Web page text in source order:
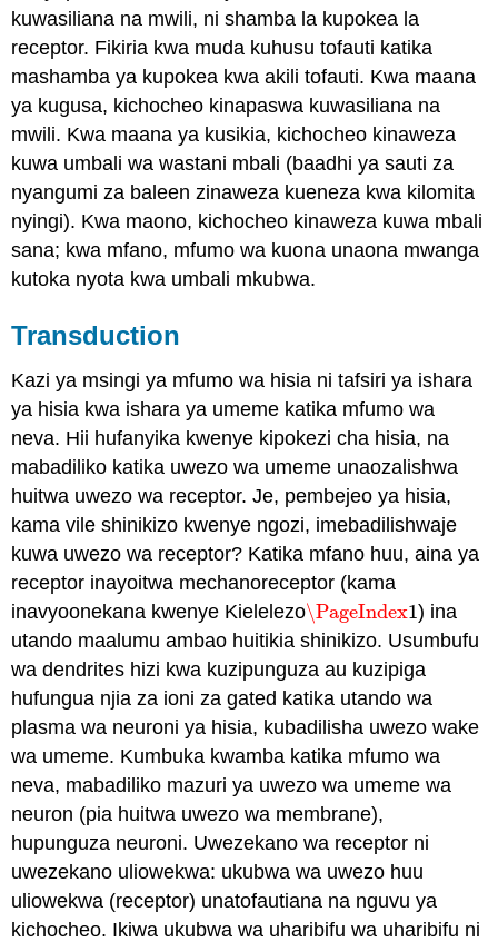
kuwasiliana na mwili, nishamba la kupokea la
receptor. Fikiria kwa muda kuhusu tofauti katika
mashamba ya kupokea kwa akili tofauti. Kwa maana
ya kugusa, kichocheo kinapaswa kuwasiliana na
mwili. Kwa maana ya kusikia, kichocheo kinaweza
kuwa umbali wa wastani mbali (baadhi ya sauti za
nyangumi za baleen zinaweza kueneza kwa kilomita
nyingi). Kwa maono, kichocheo kinaweza kuwa mbali
sana; kwa mfano, mfumo wa kuona unaona mwanga
kutoka nyota kwa umbali mkubwa.
Transduction
Kazi ya msingi ya mfumo wa hisia ni tafsiri ya ishara
ya hisia kwa ishara ya umeme katika mfumo wa
neva. Hii hufanyika kwenye kipokezi cha hisia, na
mabadiliko katika uwezo wa umeme unaozalishwa
huitwa uwezo wa receptor. Je, pembejeo ya hisia,
kama vile shinikizo kwenye ngozi, imebadilishwaje
kuwa uwezo wa receptor? Katika mfano huu, aina ya
receptor inayoitwa mechanoreceptor (kama
inavyoonekana kwenye Kielelezo\PageIndex1
\PageIndex1) ina
utando maalumu ambao huitikia shinikizo. Usumbufu
wa dendrites hizi kwa kuzipunguza au kuzipiga
hufungua njia za ioni za gated katika utando wa
plasma wa neuroni ya hisia, kubadilisha uwezo wake
wa umeme. Kumbuka kwamba katika mfumo wa
neva, mabadiliko mazuri ya uwezo wa umeme wa
neuron (pia huitwa uwezo wa membrane),
hupunguza neuroni. Uwezekano wa receptor ni
uwezekano uliowekwa: ukubwa wa uwezo huu
uliowekwa (receptor) unatofautiana na nguvu ya
kichocheo. Ikiwa ukubwa wa uharibifu wa uharibifu ni